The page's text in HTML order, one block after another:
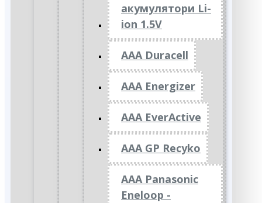
акумулятори Li-
ion 1.5V
AAA Duracell
AAA Energizer
AAA EverActive
AAA GP Recyko
AAA Panasonic
Eneloop -